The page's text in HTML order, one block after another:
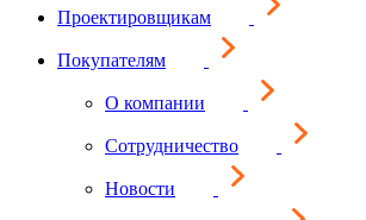
Проектировщикам
Покупателям
О компании
Сотрудничество
Новости